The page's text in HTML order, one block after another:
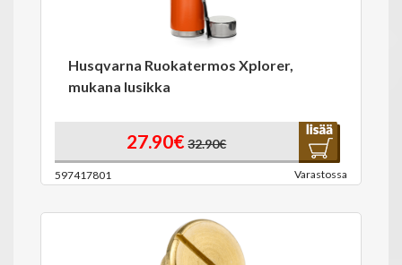
Husqvarna Ruokatermos Xplorer,
mukana lusikka
27.90€ 32.90€
597417801 Varastossa